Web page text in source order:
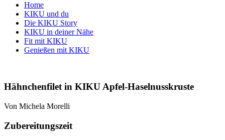
Home
KIKU und du
Die KIKU Story
KIKU in deiner Nähe
Fit mit KIKU
Genießen mit KIKU
Hähnchenfilet in KIKU Apfel-Haselnusskruste
Von Michela Morelli
Zubereitungszeit